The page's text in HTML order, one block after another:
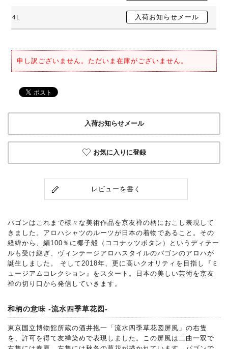
4L
申し訳ございません。ただいま在庫がございません。
入荷お知らせメール
お気に入りに登録
レビューを書く
パゴンはこれまで様々な美術作品を京友禅の柄におこし表現して
きました。アロハシャツのルーツが日本の着物であること。その
経緯から、絹100％に椰子殻（ココナッツボタン）というディテー
ルも受け継ぎ、ヴィンテージアロハスタイルのパゴンのアロハが
誕生しました。 そして2018年、更に高いクオリティを目指し『ミ
ュージアムコレクション』をスタート。日本の美しい芸術を京友
禅の切り口から発信していきます。
和柄の意味 -流水四季草花図-
東京国立博物館所蔵の酒井抱一「流水四季草花図屏風」の右隻
を、許可を得て友禅染めで表現しました。この屏風は二曲一双で